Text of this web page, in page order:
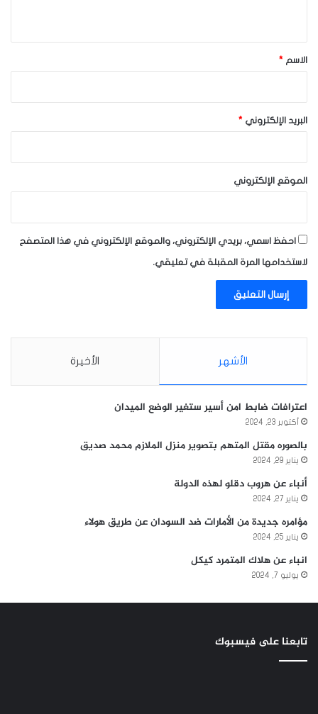
*الاسم *
البريد الإلكتروني *
الموقع الإلكتروني
احفظ اسمي، بريدي الإلكتروني، والموقع الإلكتروني في هذا المتصفح
لاستخدامها المرة المقبلة في تعليقي.
الأشهر الأخيرة
اعترافات ضابط امن أسير ستغير الوضع الميدان
أكتوبر 23, 2024
بالصوره مقتل المتهم بتصوير منزل الملازم محمد صديق
يناير 29, 2024
أنباء عن هروب دقلو لهذه الدولة
يناير 27, 2024
مؤامره جديدة من الأمارات ضد السودان عن طريق هولاء
يناير 25, 2024
انباء عن هلاك المتمرد كيكل
يوليو 7, 2024
تابعنا على فيسبوك